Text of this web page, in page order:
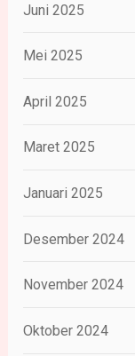
Juni 2025
Mei 2025
April 2025
Maret 2025
Januari 2025
Desember 2024
November 2024
Oktober 2024